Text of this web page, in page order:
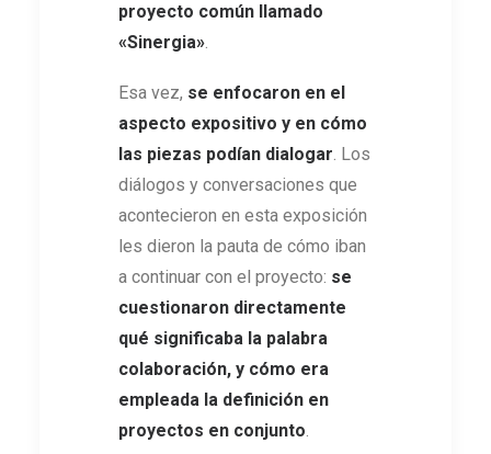
proyecto común llamado
«Sinergia».
Esa vez, se enfocaron en el
aspecto expositivo y en cómo
las piezas podían dialogar. Los
diálogos y conversaciones que
acontecieron en esta exposición
les dieron la pauta de cómo iban
a continuar con el proyecto: se
cuestionaron directamente
qué significaba la palabra
colaboración, y cómo era
empleada la definición en
proyectos en conjunto.